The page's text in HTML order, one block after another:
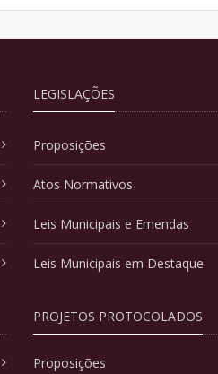
LEGISLAÇÕES
Proposições
Atos Normativos
Leis Municipais e Emendas
Leis Municipais em Destaque
PROJETOS PROTOCOLADOS
Proposições